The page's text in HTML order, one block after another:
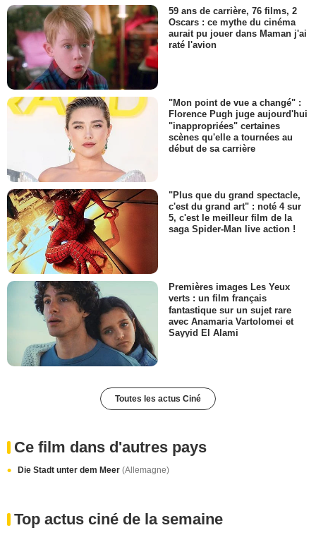
59 ans de carrière, 76 films, 2
Oscars : ce mythe du cinéma
aurait pu jouer dans Maman j'ai
raté l'avion
"Mon point de vue a changé" :
Florence Pugh juge aujourd'hui
"inappropriées" certaines
scènes qu'elle a tournées au
début de sa carrière
"Plus que du grand spectacle,
c'est du grand art" : noté 4 sur
5, c'est le meilleur film de la
saga Spider-Man live action !
Premières images Les Yeux
verts : un film français
fantastique sur un sujet rare
avec Anamaria Vartolomei et
Sayyid El Alami
Toutes les actus Ciné
Ce film dans d'autres pays
Die Stadt unter dem Meer (Allemagne)
Top actus ciné de la semaine